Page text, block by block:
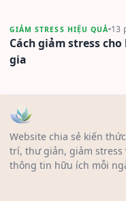
GIẢM STRESS HIỆU QUẢ 13
Cách giảm stress
gia
Website chia sẻ kiến
trí, thư giản, giảm
thông tin hữu ích mỗi